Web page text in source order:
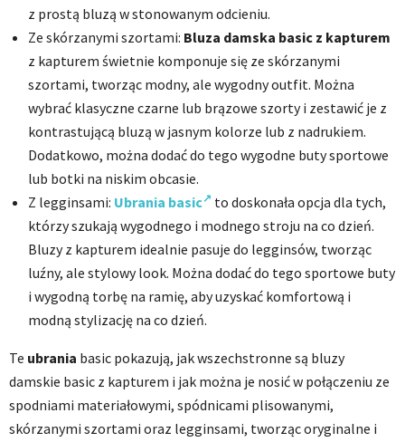
z prostą bluzą w stonowanym odcieniu.
Ze skórzanymi szortami: Bluza damska basic z kapturem
z kapturem świetnie komponuje się ze skórzanymi
szortami, tworząc modny, ale wygodny outfit. Można
wybrać klasyczne czarne lub brązowe szorty i zestawić je z
kontrastującą bluzą w jasnym kolorze lub z nadrukiem.
Dodatkowo, można dodać do tego wygodne buty sportowe
lub botki na niskim obcasie.
Z legginsami: Ubrania basic
to doskonała opcja dla tych,
którzy szukają wygodnego i modnego stroju na co dzień.
Bluzy z kapturem idealnie pasuje do legginsów, tworząc
luźny, ale stylowy look. Można dodać do tego sportowe buty
i wygodną torbę na ramię, aby uzyskać komfortową i
modną stylizację na co dzień.
Te ubrania basic pokazują, jak wszechstronne są bluzy
damskie basic z kapturem i jak można je nosić w połączeniu ze
spodniami materiałowymi, spódnicami plisowanymi,
skórzanymi szortami oraz legginsami, tworząc oryginalne i